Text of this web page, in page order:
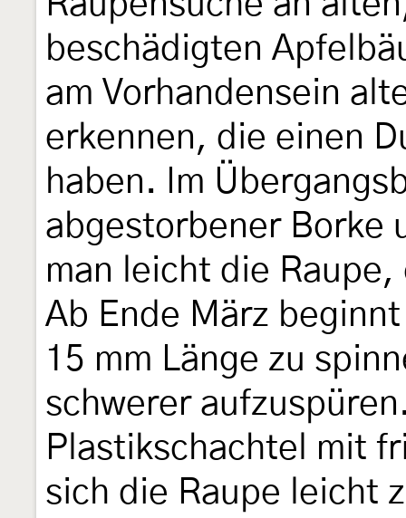
beschädigten
am Vorhandensein
erkennen, die einen
haben. Im
abgestorbener Borke
man leicht die
Ab Ende März
15 mm Länge zu
schwerer
Plastikschachtel mit
sich die Raupe leicht